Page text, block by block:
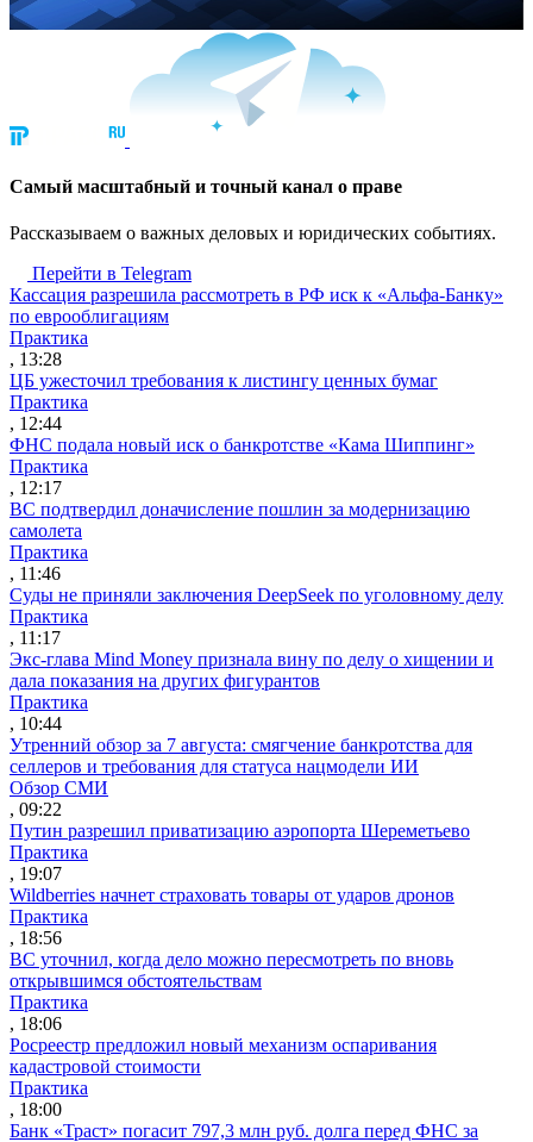
Cамый масштабный и точный канал о праве
Рассказываем о важных деловых и юридических событиях.
Перейти в Telegram
Кассация разрешила рассмотреть в РФ иск к «Альфа-Банку»
по еврооблигациям
Практика
, 13:28
ЦБ ужесточил требования к листингу ценных бумаг
Практика
, 12:44
ФНС подала новый иск о банкротстве «Кама Шиппинг»
Практика
, 12:17
ВС подтвердил доначисление пошлин за модернизацию
самолета
Практика
, 11:46
Суды не приняли заключения DeepSeek по уголовному делу
Практика
, 11:17
Экс-глава Mind Money признала вину по делу о хищении и
дала показания на других фигурантов
Практика
, 10:44
Утренний обзор за 7 августа: смягчение банкротства для
селлеров и требования для статуса нацмодели ИИ
Обзор СМИ
, 09:22
Путин разрешил приватизацию аэропорта Шереметьево
Практика
, 19:07
Wildberries начнет страховать товары от ударов дронов
Практика
, 18:56
ВС уточнил, когда дело можно пересмотреть по вновь
открывшимся обстоятельствам
Практика
, 18:06
Росреестр предложил новый механизм оспаривания
кадастровой стоимости
Практика
, 18:00
Банк «Траст» погасит 797,3 млн руб. долга перед ФНС за